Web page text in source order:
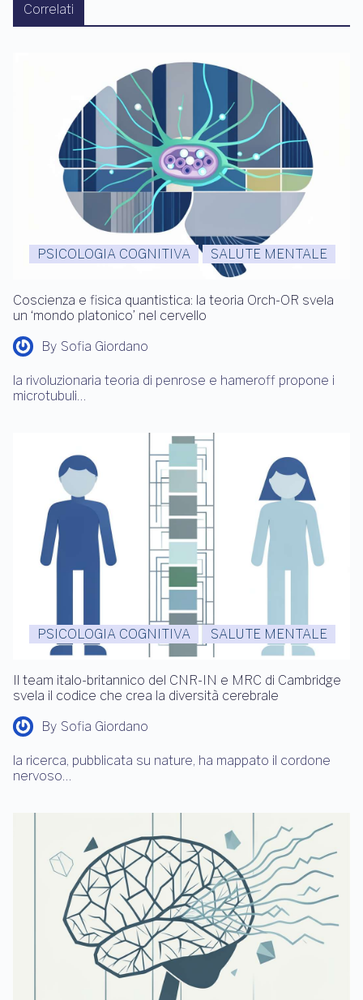
Correlati
PSICOLOGIA COGNITIVA SALUTE MENTALE
Coscienza e fisica quantistica: la teoria Orch-OR svela
un ‘mondo platonico’ nel cervello
By Sofia Giordano
la rivoluzionaria teoria di penrose e hameroff propone i
microtubuli…
PSICOLOGIA COGNITIVA SALUTE MENTALE
Il team italo-britannico del CNR-IN e MRC di Cambridge
svela il codice che crea la diversità cerebrale
By Sofia Giordano
la ricerca, pubblicata su nature, ha mappato il cordone
nervoso…